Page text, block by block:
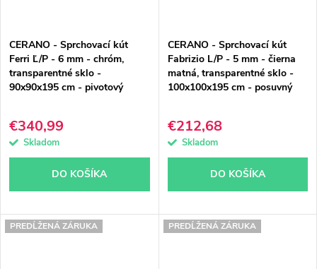
CERANO - Sprchovací kút
Ferri Ľ/P - 6 mm - chróm,
transparentné sklo -
90x90x195 cm - pivotový
€340,99
Skladom
DO KOŠÍKA
CERANO - Sprchovací kút
Fabrizio L/P - 5 mm - čierna
matná, transparentné sklo -
100x100x195 cm - posuvný
€212,68
Skladom
DO KOŠÍKA
PREDĹŽENÁ ZÁRUKA PREDĹŽENÁ ZÁRUKA